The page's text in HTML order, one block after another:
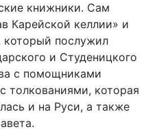
книжники. Сам
Карейской келлии» и
который послужил
и Студеницкого
с помощниками
толкованиями, которая
и на Руси, а также